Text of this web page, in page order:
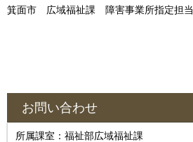
箕面市 広域福祉課 障害事業所指定担当
お問い合わせ
所属課室：福祉部広域福祉課